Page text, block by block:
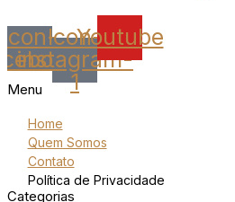
Icon-Icon-
instagram-
1
Youtube
Menu
Home
Quem Somos
Contato
Política de Privacidade
Categorias